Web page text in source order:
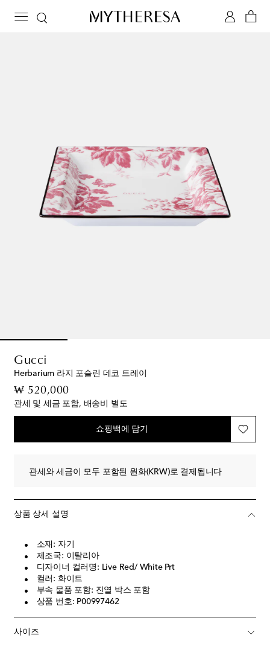
Gucci
Herbarium 라지 포슬린 데코 트레이
₩ 520,000original price
관세 및 세금 포함, 배송비 별도
쇼핑백에 담기
관세와 세금이 모두 포함된 원화(KRW)로 결제됩니다
상품 상세 설명
소재: 자기
제조국: 이탈리아
디자이너 컬러명: Live Red/ White Prt
컬러: 화이트
부속 물품 포함: 진열 박스 포함
상품 번호: P00997462
사이즈